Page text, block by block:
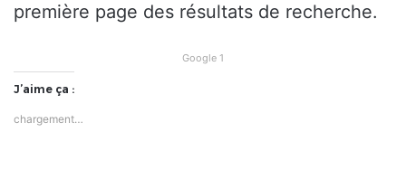
première page des résultats de recherche.
Google 1
J’aime ça :
chargement…